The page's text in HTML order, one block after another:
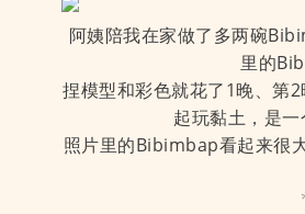
阿姨陪我在家做了多两碗
里的
捏模型和彩色就花了1晚、第
起玩黏土，是
照片里的Bibimbap看起来很